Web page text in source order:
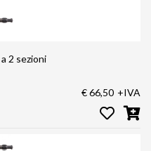
2 sezioni
€ 66,50 +IVA